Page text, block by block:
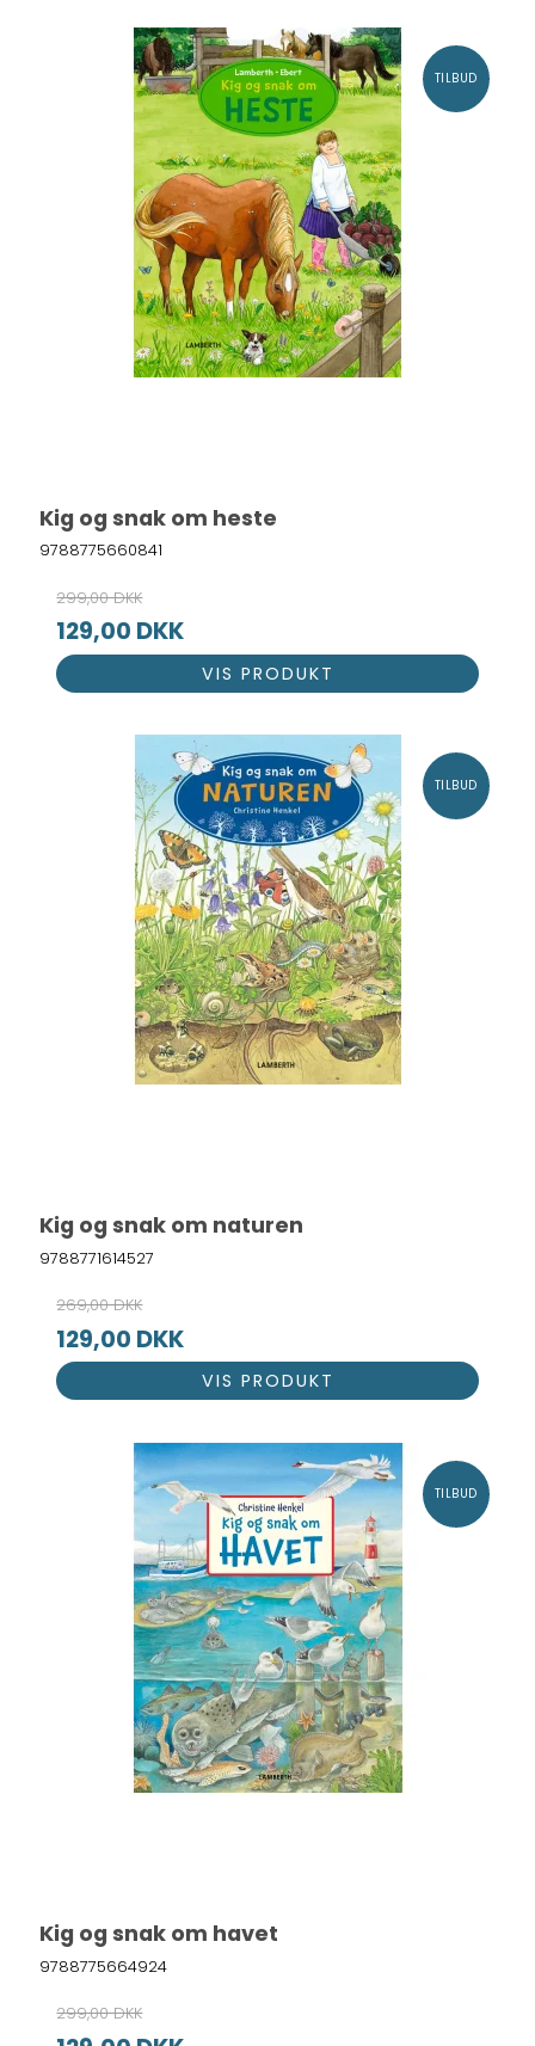
TILBUD
Kig og snak om heste
9788775660841
299,00 DKK
129,00 DKK
VIS PRODUKT
TILBUD
Kig og snak om naturen
9788771614527
269,00 DKK
129,00 DKK
VIS PRODUKT
TILBUD
Kig og snak om havet
9788775664924
299,00 DKK